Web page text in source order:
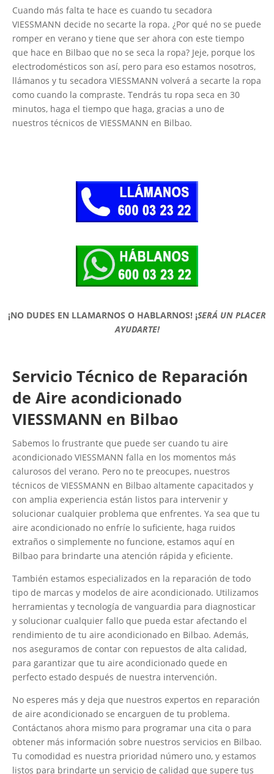
Cuando más falta te hace es cuando tu secadora
VIESSMANN decide no secarte la ropa. ¿Por qué no se puede
romper en verano y tiene que ser ahora con este tiempo
que hace en Bilbao que no se seca la ropa? Jeje, porque los
electrodomésticos son así, pero para eso estamos nosotros,
llámanos y tu secadora VIESSMANN volverá a secarte la ropa
como cuando la compraste. Tendrás tu ropa seca en 30
minutos, haga el tiempo que haga, gracias a uno de
nuestros técnicos de VIESSMANN en Bilbao.
¡NO DUDES EN LLAMARNOS O HABLARNOS! ¡SERÁ UN PLACER
AYUDARTE!
Servicio Técnico de Reparación
de Aire acondicionado
VIESSMANN en Bilbao
Sabemos lo frustrante que puede ser cuando tu aire
acondicionado VIESSMANN falla en los momentos más
calurosos del verano. Pero no te preocupes, nuestros
técnicos de VIESSMANN en Bilbao altamente capacitados y
con amplia experiencia están listos para intervenir y
solucionar cualquier problema que enfrentes. Ya sea que tu
aire acondicionado no enfríe lo suficiente, haga ruidos
extraños o simplemente no funcione, estamos aquí en
Bilbao para brindarte una atención rápida y eficiente.
También estamos especializados en la reparación de todo
tipo de marcas y modelos de aire acondicionado. Utilizamos
herramientas y tecnología de vanguardia para diagnosticar
y solucionar cualquier fallo que pueda estar afectando el
rendimiento de tu aire acondicionado en Bilbao. Además,
nos aseguramos de contar con repuestos de alta calidad,
para garantizar que tu aire acondicionado quede en
perfecto estado después de nuestra intervención.
No esperes más y deja que nuestros expertos en reparación
de aire acondicionado se encarguen de tu problema.
Contáctanos ahora mismo para programar una cita o para
obtener más información sobre nuestros servicios en Bilbao.
Tu comodidad es nuestra prioridad número uno, y estamos
listos para brindarte un servicio de calidad que supere tus